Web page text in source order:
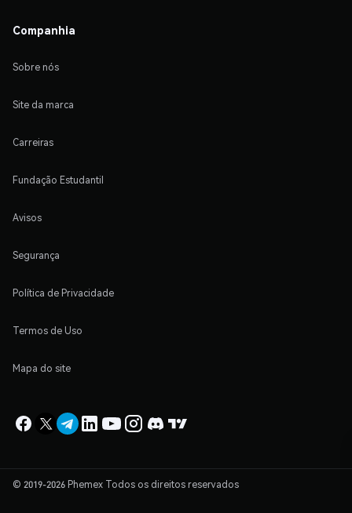
Companhia
Sobre nós
Site da marca
Carreiras
Fundação Estudantil
Avisos
Segurança
Política de Privacidade
Termos de Uso
Mapa do site
© 2019-2026 Phemex Todos os direitos reservados